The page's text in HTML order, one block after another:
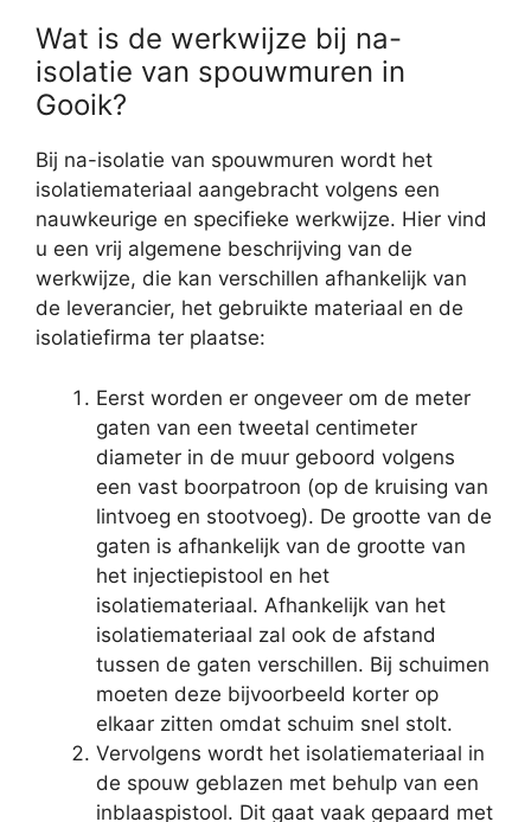
Wat is de werkwijze bij na-
isolatie van spouwmuren in
Gooik?
Bij na-isolatie van spouwmuren wordt het
isolatiemateriaal aangebracht volgens een
nauwkeurige en specifieke werkwijze. Hier vind
u een vrij algemene beschrijving van de
werkwijze, die kan verschillen afhankelijk van
de leverancier, het gebruikte materiaal en de
isolatiefirma ter plaatse:
Eerst worden er ongeveer om de meter
gaten van een tweetal centimeter
diameter in de muur geboord volgens
een vast boorpatroon (op de kruising van
lintvoeg en stootvoeg). De grootte van de
gaten is afhankelijk van de grootte van
het injectiepistool en het
isolatiemateriaal. Afhankelijk van het
isolatiemateriaal zal ook de afstand
tussen de gaten verschillen. Bij schuimen
moeten deze bijvoorbeeld korter op
elkaar zitten omdat schuim snel stolt.
Vervolgens wordt het isolatiemateriaal in
de spouw geblazen met behulp van een
inblaaspistool. Dit gaat vaak gepaard met